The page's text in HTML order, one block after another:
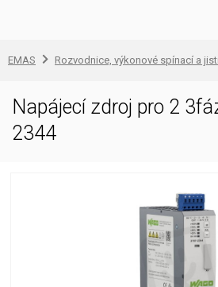
EMAS Rozvodnice, výkonové spínací a
Napájecí zdroj pro 2
2344